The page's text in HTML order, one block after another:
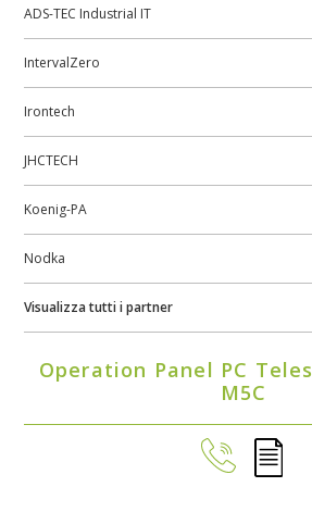
ADS-TEC Industrial IT
IntervalZero
Irontech
JHCTECH
Koenig-PA
Nodka
Visualizza tutti i partner
Operation Panel PC
M5C